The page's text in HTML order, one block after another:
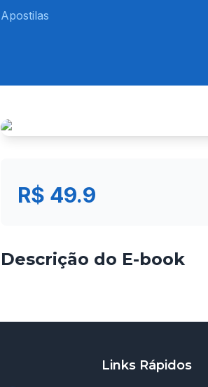
Apostilas
R$ 49.9
Descrição do E-book
Links Rápidos